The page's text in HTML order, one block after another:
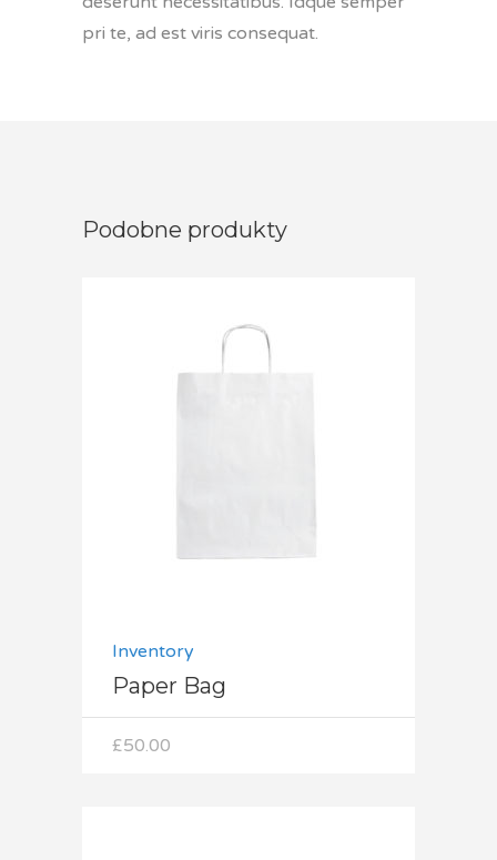
pri te, ad est viris consequat.
Podobne produkty
Inventory
Paper Bag
£50.00